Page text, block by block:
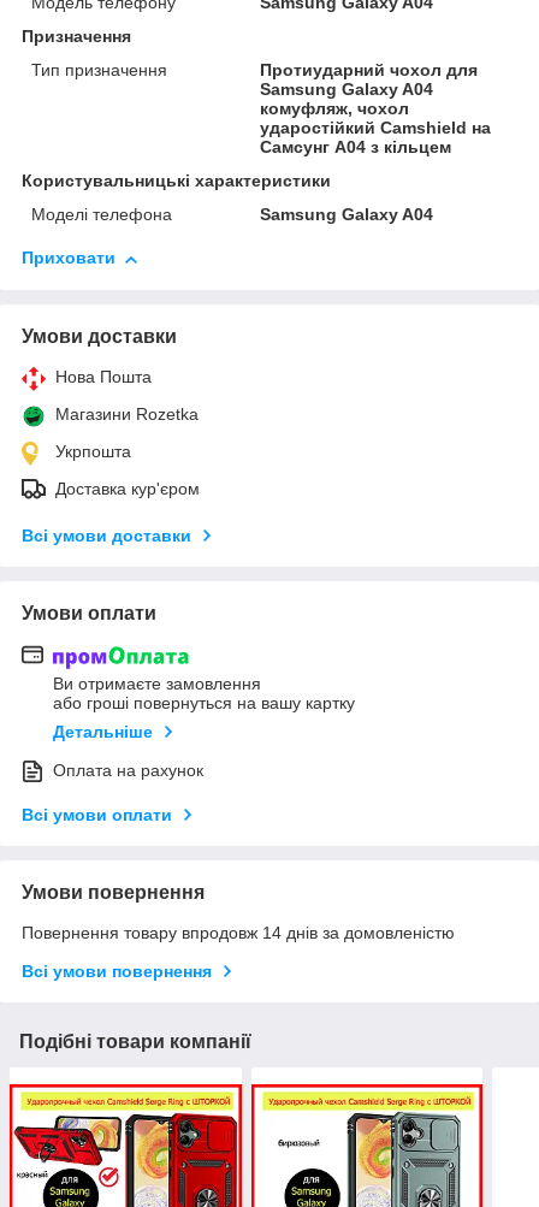
Призначення
Тип призначення
Протиударний чохол для
Samsung Galaxy A04
комуфляж, чохол
ударостійкий Camshield на
Самсунг А04 з кільцем
Користувальницькі характеристики
Моделі телефона
Samsung Galaxy A04
Приховати
Умови доставки
Нова Пошта
Магазини Rozetka
Укрпошта
Доставка кур'єром
Всі умови доставки
Умови оплати
Ви отримаєте замовлення
або гроші повернуться на вашу картку
Детальніше
Оплата на рахунок
Всі умови оплати
Умови повернення
Повернення товару впродовж 14 днів за домовленістю
Всі умови повернення
Подібні товари компанії